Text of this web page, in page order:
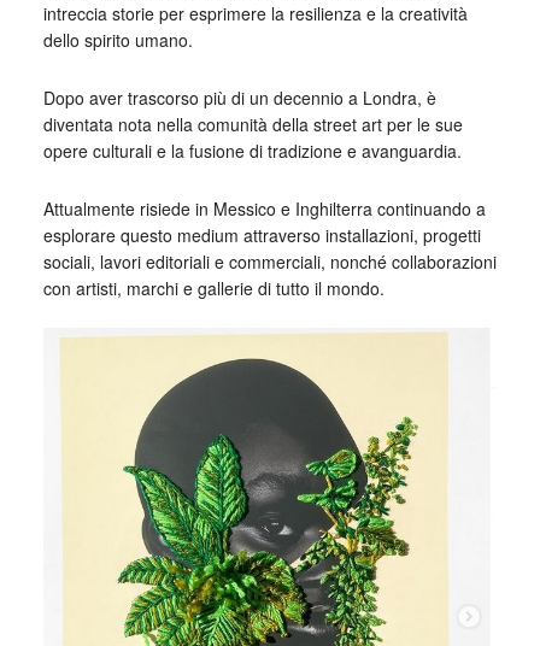
intreccia storie per esprimere la resilienza e la creatività
dello spirito umano.
Dopo aver trascorso più di un decennio a Londra, è
diventata nota nella comunità della street art per le sue
opere culturali e la fusione di tradizione e avanguardia.
Attualmente risiede in Messico e Inghilterra continuando a
esplorare questo medium attraverso installazioni, progetti
sociali, lavori editoriali e commerciali, nonché collaborazioni
con artisti, marchi e gallerie di tutto il mondo.